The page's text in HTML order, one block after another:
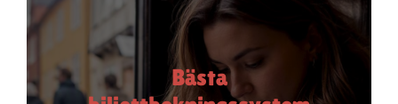
och biljettlänkar!
Bästa